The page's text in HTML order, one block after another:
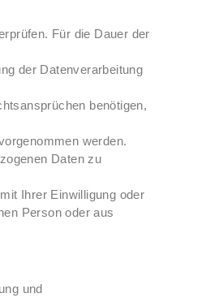
Für die Dauer der
der Datenverarbeitung
benötigen,
werden.
Daten zu
Ihrer Einwilligung oder
Person oder aus
und